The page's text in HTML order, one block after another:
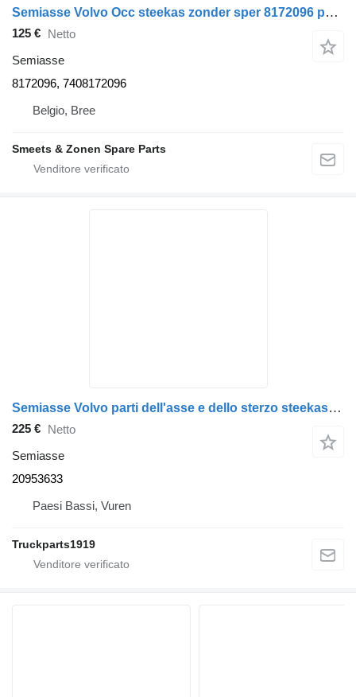
Semiasse Volvo Occ steekas zonder sper 8172096 per camion
125 € Netto
Semiasse
8172096, 7408172096
Belgio, Bree
Smeets & Zonen Spare Parts
Semiasse Volvo parti dell'asse e dello sterzo steekas + sper 20953633 per camion
225 € Netto
Semiasse
20953633
Paesi Bassi, Vuren
Truckparts1919